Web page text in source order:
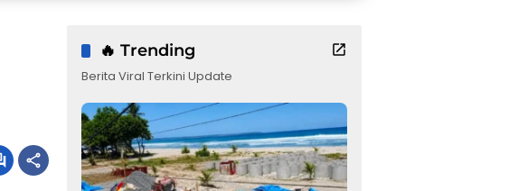
🔥 Trending
Berita Viral Terkini Update